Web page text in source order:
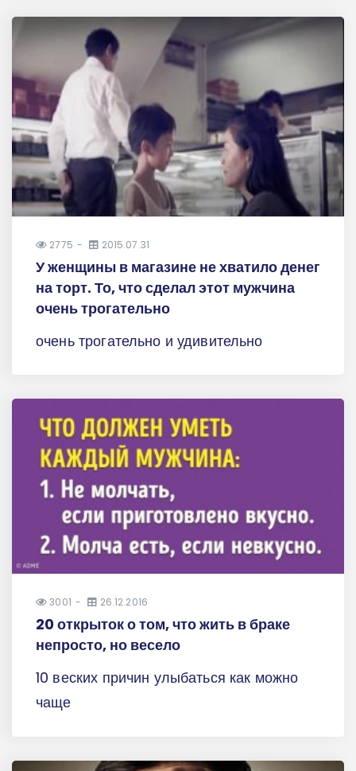
2775 2015.07.31
У женщины в магазине не хватило денег
на торт. То, что сделал этот мужчина
очень трогательно
очень трогательно и удивительно
3001 26.12.2016
20 открыток о том, что жить в браке
непросто, но весело
10 веских причин улыбаться как можно
чаще